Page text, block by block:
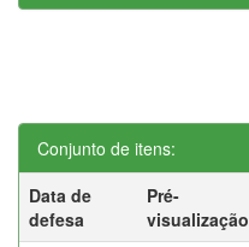
Conjunto de itens:
Data de
defesa
Pré-
visualização